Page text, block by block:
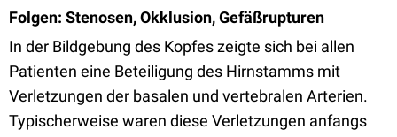
Folgen: Stenosen, Okklusion, Gefäßrupturen
In der Bildgebung des Kopfes zeigte sich bei allen
Patienten eine Beteiligung des Hirnstamms mit
Verletzungen der basalen und vertebralen Arterien.
Typischerweise waren diese Verletzungen anfangs